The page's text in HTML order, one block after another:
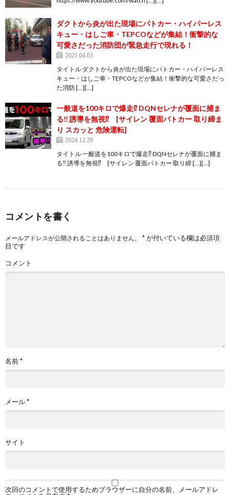
ダクトから炎が出た現場にパトカー・ハイパーレス
キュー・はしご車・TEPCOなどが集結！衝撃的な
可愛さだった消防団が緊急走行で現れる！
2021.04.03
タイトル ダクトから炎が出た現場にパトカー・ハイパーレス
キュー・はしご車・TEPCOなどが集結！衝撃的な可愛さだっ
た消防 […][…]
一般道を100キロで爆走⁉️ DQNセレナが覆面に捕ま
る‼️ 誘導を無視⁉️ [サイレン 覆面パトカー 取り締ま
り スカッと 危険運転]
2024.12.29
タイトル 一般道を100キロで爆走⁉️ DQNセレナが覆面に捕ま
る‼️ 誘導を無視⁉️ [サイレン 覆面パトカー 取り締 […][…]
コメントを書く
メールアドレスが公開されることはありません。 *が付いている欄は必須項
目です
コメント
名前*
メール*
サイト
次回のコメントで使用するためブラウザーに自分の名前、メールアドレ